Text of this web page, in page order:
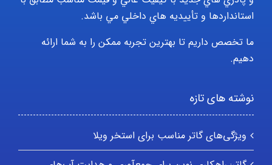
استانداردها و تأييديه هاي داخلي مي باشد.
ما تخصص داریم تا بهترین تجربه ممکن را به شما ارائه
دهیم.
نوشته های تازه
ویژگی‌های گاتر مناسب برای استخر ویلا